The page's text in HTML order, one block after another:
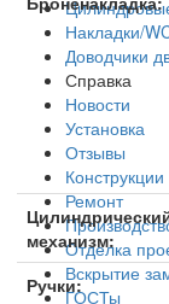
Накладки/
Доводчики
Справка
Новости
Установка
Отзывы
Конструкции
Ремонт
Отделка
Вскрытие
ГОСТы
механизм:
Ручки: